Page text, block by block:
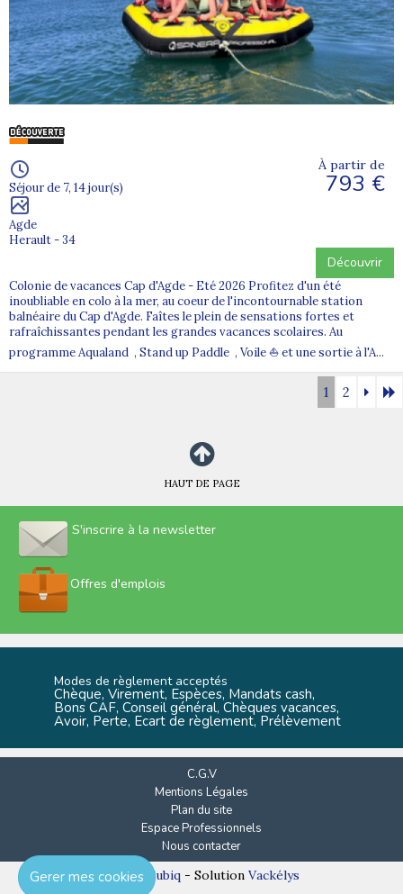
Séjour de 7, 14 jour(s)
Agde
Herault - 34
À partir de
793 €
Découvrir
Colonie de vacances Cap d'Agde - Eté 2026 Profitez d'un été
inoubliable en colo à la mer, au coeur de l'incontournable station
balnéaire du Cap d'Agde. Faîtes le plein de sensations fortes et
rafraîchissantes pendant les grandes vacances scolaires. Au
programme Aqualand , Stand up Paddle , Voile ⛵ et une sortie à l'A...
1 2
HAUT DE PAGE
S'inscrire à la newsletter
Offres d'emplois
Modes de règlement acceptés
Chèque, Virement, Espèces, Mandats cash,
Bons CAF, Conseil général, Chèques vacances,
Avoir, Perte, Ecart de règlement, Prélèvement
C.G.V
Mentions Légales
Plan du site
Espace Professionnels
Nous contacter
Réalisation
Cubiq- Solution Vackélys
Gerer mes cookies